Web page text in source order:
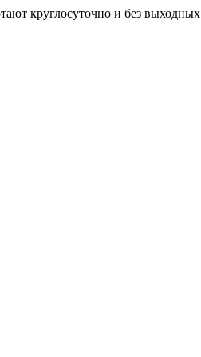
круглосуточно и без выходных